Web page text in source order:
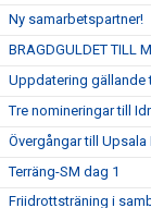
Ny samarbetspartner!
BRAGDGULDET TILL
Uppdatering gällande
Tre nomineringar till
Övergångar till Upsala
Terräng-SM dag 1
Friidrottsträning i